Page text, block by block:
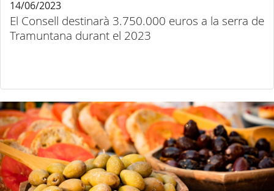
El Consell destinarà 3.750.000 euros a la serra de
Tramuntana durant el 2023
14/06/2023